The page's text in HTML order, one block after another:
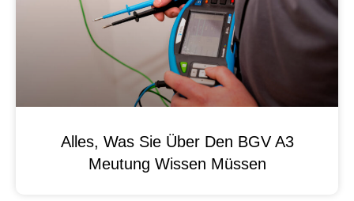
Alles, Was Sie Über Den BGV A3
Meutung Wissen Müssen